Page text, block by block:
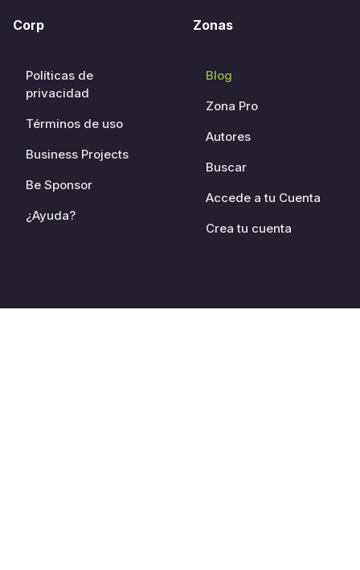
Corp
Políticas de
privacidad
Términos de uso
Business Projects
Be Sponsor
¿Ayuda?
Zonas
Blog
Zona Pro
Autores
Buscar
Accede a tu Cuenta
Crea tu cuenta